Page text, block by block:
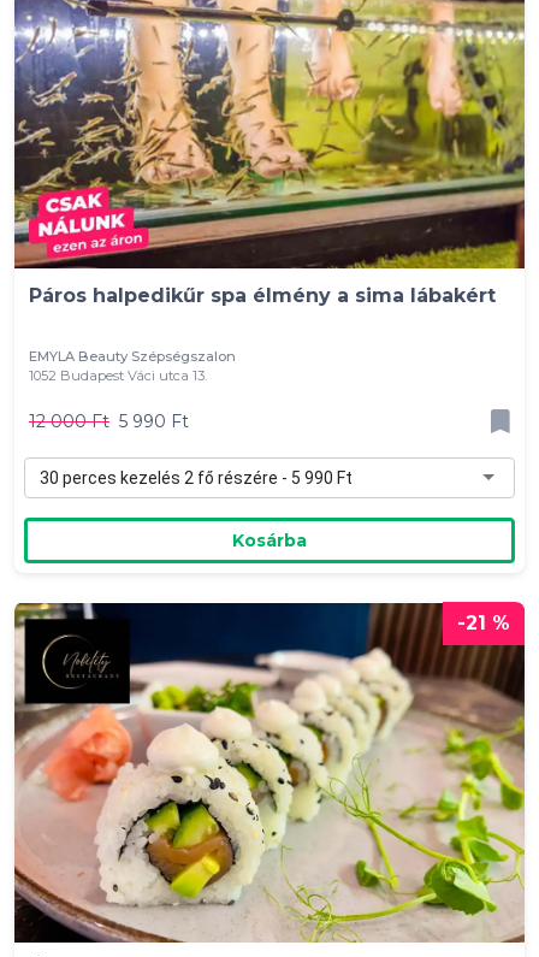
Páros halpedikűr spa élmény a sima lábakért
EMYLA Beauty Szépségszalon
1052 Budapest Váci utca 13.
12 000 Ft 5 990 Ft
30 perces kezelés 2 fő részére - 5 990 Ft
Kosárba
-21 %